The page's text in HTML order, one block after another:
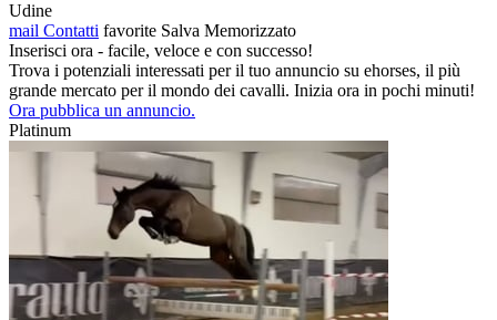
Udine
mail Contatti favorite Salva Memorizzato
Inserisci ora - facile, veloce e con successo!
Trova i potenziali interessati per il tuo annuncio su ehorses, il più
grande mercato per il mondo dei cavalli. Inizia ora in pochi minuti!
Ora pubblica un annuncio.
Platinum